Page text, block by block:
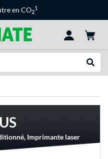
en CO2
1
Imprimante laser